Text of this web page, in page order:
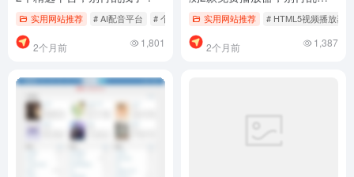
实用网站推荐 # AI配音平台 # 个性化主页定制 # 网址导航工具
2个月前 1,801
了 实用网站推荐 # HTML5视频播放器
2个月前 1,387